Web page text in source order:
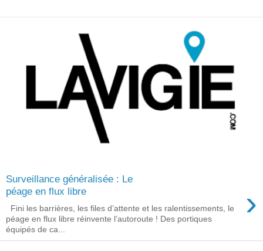
Surveillance généralisée : Le
péage en flux libre
›
Fini les barrières, les files d’attente et les ralentissements, le
péage en flux libre réinvente l’autoroute ! Des portiques
équipés de ca...